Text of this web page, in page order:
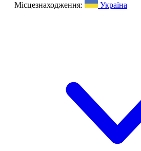
Місцезнаходження: Україна